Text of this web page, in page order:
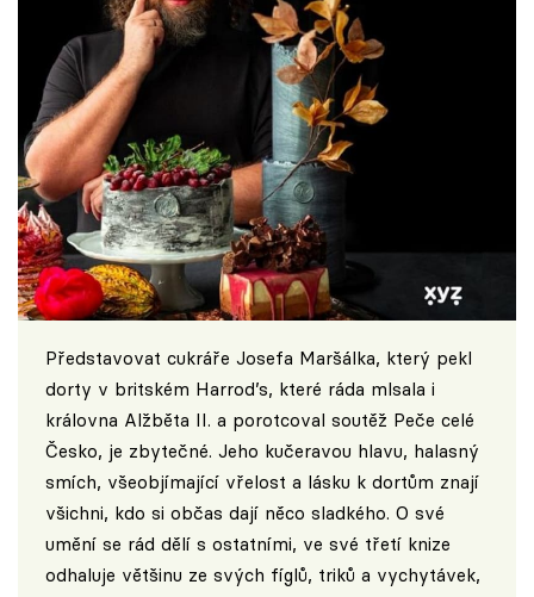
Představovat cukráře Josefa Maršálka, který pekl
dorty v britském Harrod’s, které ráda mlsala i
královna Alžběta II. a porotcoval soutěž Peče celé
Česko, je zbytečné. Jeho kučeravou hlavu, halasný
smích, všeobjímající vřelost a lásku k dortům znají
všichni, kdo si občas dají něco sladkého. O své
umění se rád dělí s ostatními, ve své třetí knize
odhaluje většinu ze svých fíglů, triků a vychytávek,